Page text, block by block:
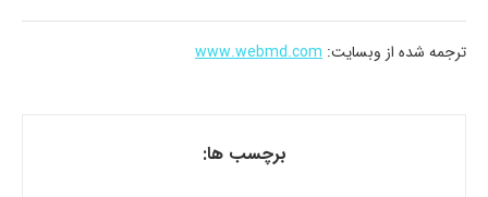
ترجمه شده از وبسایت: www.webmd.com
برچسب ها: